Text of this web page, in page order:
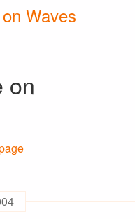
Waves
on